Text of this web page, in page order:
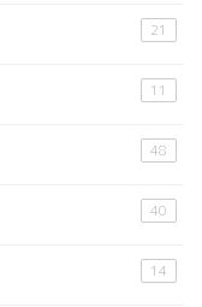
21
11
48
40
14